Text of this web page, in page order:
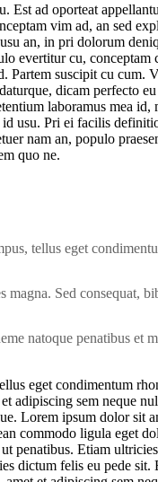
Est ad oporteat
vim ad, an sed
an, in pri dolorum
evertitur cu, conceptam
Partem suscipit cu cum.
dicam perfecto
laboramus mea id,
usu. Pri ei facilis
nam an, populo
quo ne.
tellus eget
magna. Sed consequat,
natoque penatibus et
eget condimentum
adipiscing sem neque
Lorem ipsum dolor sit
commodo ligula eget
penatibus. Etiam
dictum felis eu pede sit.